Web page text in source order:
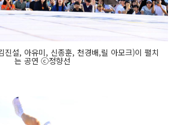
진설, 아유미, 신종훈, 천경배,릴 아모크)이 펼치
는 공연 ⓒ정향선